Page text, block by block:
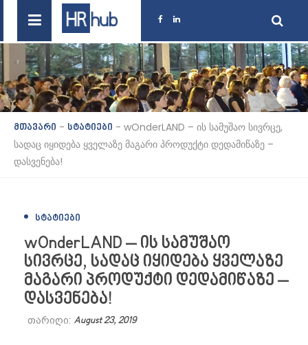
მთავარი - სტატიები - wOnderLAND – ის სამუშაო სივრცე,
სადაც იყიდება ყველაზე მაგარი პროდუქტი დედამიწაზე –
დასვენება!
ᲡᲢᲐᲢᲘᲔᲑᲘ
wOnderLAND – ის სამუშაო
სივრცე, სადაც იყიდება ყველაზე
მაგარი პროდუქტი დედამიწაზე –
დასვენება!
თარიღი: August 23, 2019